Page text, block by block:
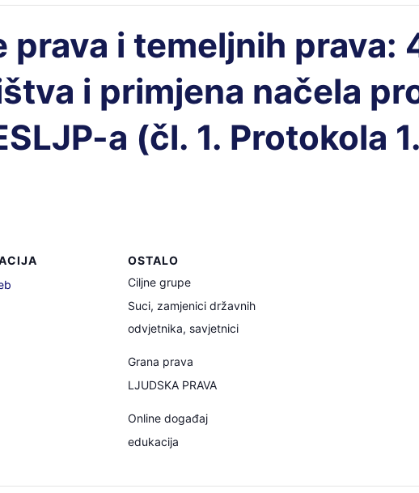
i temeljnih prava:
i primjena načela
a (čl. 1. Protokola
OSTALO
Ciljne grupe
Suci, zamjenici državnih
odvjetnika, savjetnici
Grana prava
LJUDSKA PRAVA
Online događaj
edukacija